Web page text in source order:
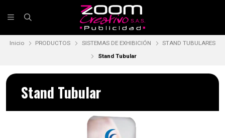
Inicio PRODUCTOS SISTEMAS DE EXHIBICIÓN
STAND TUBULARES
Stand Tubular
Stand Tubular